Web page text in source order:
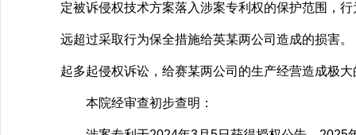
定被诉侵权技术方案落入涉案专利权的保护范围，
远超过采取行为保全措施给英某两公司造成的损害
起多起侵权诉讼，给赛某两公司的生产经营造成极
本院经审查初步查明：